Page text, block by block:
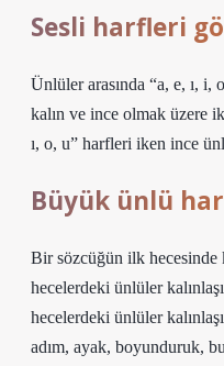
Sesli harfleri
Ünlüler arasında “a, e, ı,
kalın ve ince olmak üzere
ı, o, u” harfleri iken ince
Büyük ünlü
Bir sözcüğün ilk hecesinde
hecelerdeki ünlüler
hecelerdeki ünlüler
adım, ayak, boyunduruk,